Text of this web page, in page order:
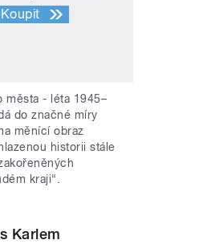
Koupit
města - léta 1945–
do značné míry
měnící obraz
historii stále
kraji“.
Karlem